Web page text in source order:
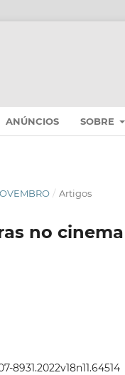
ANÚNCIOS SOBRE
/ Artigos
no
8931.2022v18n11.64514